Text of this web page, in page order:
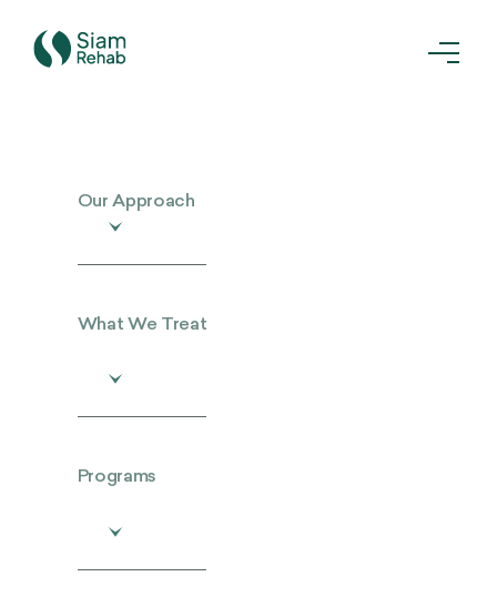
Our Approach
What We Treat
Programs